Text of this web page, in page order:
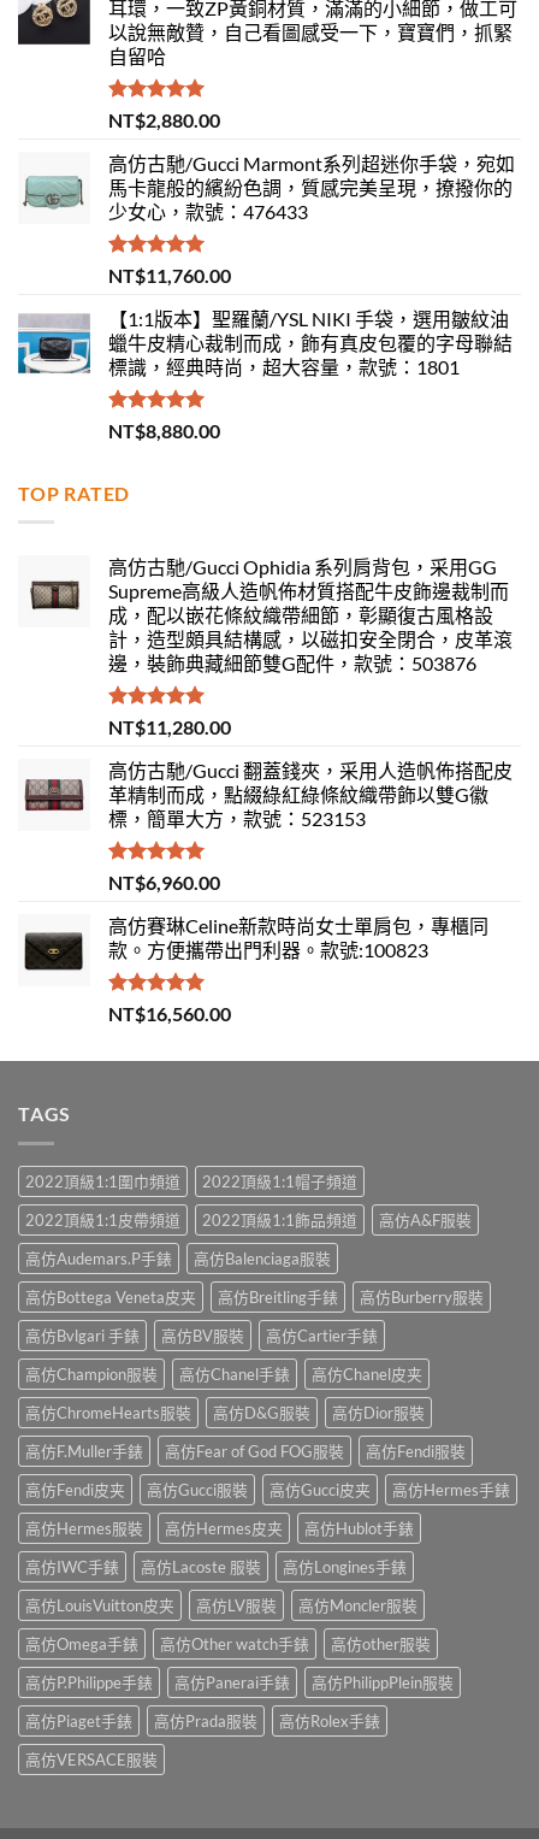
耳環，一致ZP黃銅材質，滿滿的小細節，做工可
以說無敵贊，自己看圖感受一下，寶寶們，抓緊
自留哈
評分 5.00
滿分 5
NT$2,880.00
高仿古馳/Gucci Marmont系列超迷你手袋，宛如
馬卡龍般的繽紛色調，質感完美呈現，撩撥你的
少女心，款號：476433
評分5.00
滿分 5
NT$11,760.00
【1:1版本】聖羅蘭/YSL NIKI 手袋，選用皺紋油
蠟牛皮精心裁制而成，飾有真皮包覆的字母聯結
標識，經典時尚，超大容量，款號：1801
評分 5.00
滿分 5
NT$8,880.00
TOP RATED
高仿古馳/Gucci Ophidia 系列肩背包，采用GG
Supreme高級人造帆佈材質搭配牛皮飾邊裁制而
成，配以嵌花條紋織帶細節，彰顯復古風格設
計，造型頗具結構感，以磁扣安全閉合，皮革滾
邊，裝飾典藏細節雙G配件，款號：503876
評分5.00
滿分 5
NT$11,280.00
高仿古馳/Gucci 翻蓋錢夾，采用人造帆佈搭配皮
革精制而成，點綴綠紅綠條紋織帶飾以雙G徽
標，簡單大方，款號：523153
評分 5.00
滿分 5
NT$6,960.00
高仿賽琳Celine新款時尚女士單肩包，專櫃同
款。方便攜帶出門利器。款號:100823
評分5.00
滿分 5
NT$16,560.00
TAGS
2022頂級1:1圍巾頻道
2022頂級1:1帽子頻道
2022頂級1:1皮帶頻道
2022頂級1:1飾品頻道
高仿A&F服裝
高仿Audemars.P手錶
高仿Balenciaga服裝
高仿Bottega Veneta皮夹
高仿Breitling手錶
高仿Burberry服裝
高仿Bvlgari 手錶
高仿BV服裝
高仿Cartier手錶
高仿Champion服裝
高仿Chanel手錶
高仿Chanel皮夹
高仿ChromeHearts服裝
高仿D&G服裝
高仿Dior服裝
高仿F.Muller手錶
高仿Fear of God FOG服裝
高仿Fendi服裝
高仿Fendi皮夹
高仿Gucci服裝 高仿Gucci皮夹
高仿Hermes手錶
高仿Hermes服裝
高仿Hermes皮夹
高仿Hublot手錶
高仿IWC手錶
高仿Lacoste 服裝
高仿Longines手錶
高仿LouisVuitton皮夹
高仿LV服裝
高仿Moncler服裝
高仿Omega手錶
高仿Other watch手錶
高仿other服裝
高仿P.Philippe手錶
高仿Panerai手錶
高仿PhilippPlein服裝
高仿Piaget手錶
高仿Prada服裝
高仿Rolex手錶
高仿VERSACE服裝